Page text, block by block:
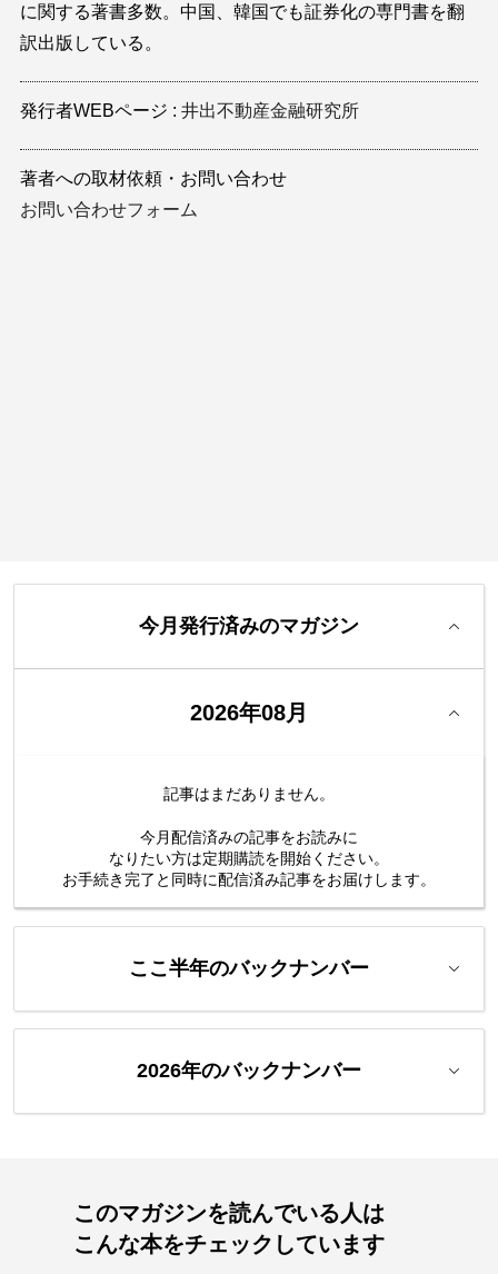
に関する著書多数。中国、韓国でも証券化の専門書を翻
訳出版している。
発行者WEBページ 井出不動産金融研究所
著者への取材依頼・お問い合わせ
お問い合わせフォーム
今月発行済みのマガジン
2026年08月
記事はまだありません。
今月配信済みの記事をお読みに
なりたい方は定期購読を開始ください。
お手続き完了と同時に配信済み記事をお届けします。
ここ半年のバックナンバー
2026年のバックナンバー
このマガジンを読んでいる人は
こんな本をチェックしています